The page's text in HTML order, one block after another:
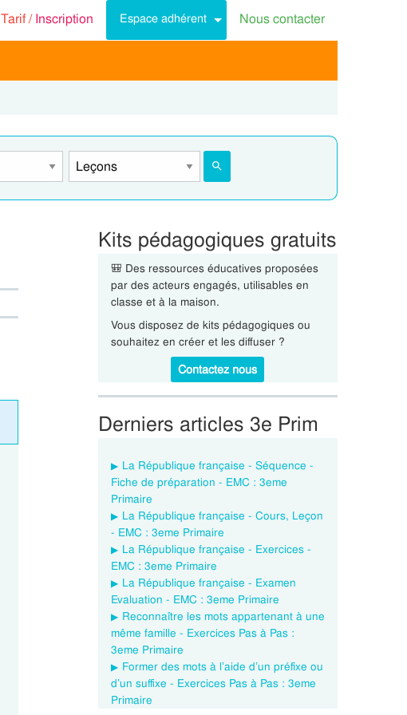
Tarif /Inscription Espace adhérent Nous contacter
Kits pédagogiques gratuits
🎒 Des ressources éducatives proposées
par des acteurs engagés, utilisables en
classe et à la maison.
Vous disposez de kits pédagogiques ou
souhaitez en créer et les diffuser ?
Contactez nous
Derniers articles 3e Prim
La République française - Séquence -
Fiche de préparation - EMC : 3eme
Primaire
La République française - Cours, Leçon
- EMC : 3eme Primaire
La République française - Exercices -
EMC : 3eme Primaire
La République française - Examen
Evaluation - EMC : 3eme Primaire
Reconnaître les mots appartenant à une
même famille - Exercices Pas à Pas :
3eme Primaire
Former des mots à l’aide d’un préfixe ou
d’un suffixe - Exercices Pas à Pas : 3eme
Primaire